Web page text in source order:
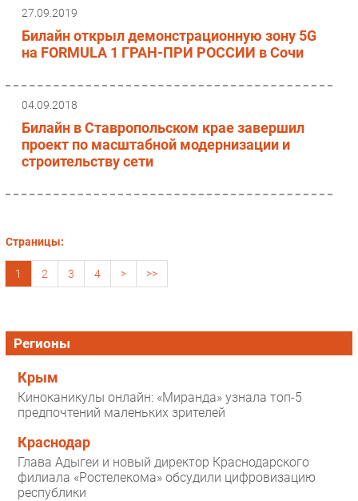
27.09.2019
Билайн открыл демонстрационную зону 5G
на FORMULA 1 ГРАН-ПРИ РОССИИ в Сочи
04.09.2018
Билайн в Ставропольском крае завершил
проект по масштабной модернизации и
строительству сети
Страницы:
1 2 3 4 > >>
Регионы
Крым
Киноканикулы онлайн: «Миранда» узнала топ-5
предпочтений маленьких зрителей
Краснодар
Глава Адыгеи и новый директор Краснодарского
филиала «Ростелекома» обсудили цифровизацию
республики